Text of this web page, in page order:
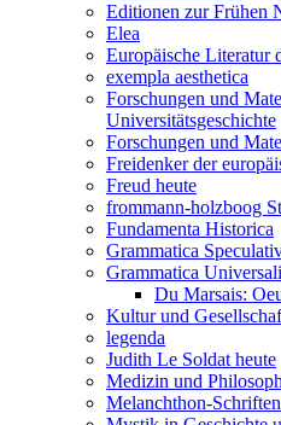
Editionen zur Frühen
Elea
Europäische Literatur
exempla aesthetica
Forschungen und
Universitätsgeschichte
Forschungen und
Freidenker der
Freud heute
frommann-holzboog
Fundamenta Historica
Grammatica
Grammatica
Du Marsais:
Kultur und
legenda
Judith Le Soldat heute
Medizin und
Melanchthon-